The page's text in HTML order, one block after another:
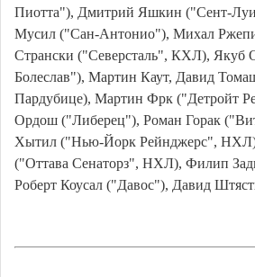
Пиотта"), Дмитрий Яшкин ("Сент-
Мусил ("Сан-Антонио"), Михал
Странски ("Северсталь", КХЛ), Якуб
Болеслав"), Мартин Каут, Давид
Пардубице), Мартин Фрк ("Детройт
Ордош ("Либерец"), Роман Горак
Хытил ("Нью-Йорк Рейнджерс",
("Оттава Сенаторз", НХЛ), Филип
Роберт Коусал ("Давос"), Давид